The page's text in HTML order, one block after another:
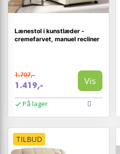
Lænestol i kunstlæder -
cremefarvet, manuel recliner
1.707,-
1.419,- Vis
På lager
TILBUD